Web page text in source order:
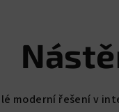
moderní řešení v